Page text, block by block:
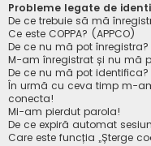
Probleme legate de
De ce trebuie să mă
Ce este COPPA? (APPCO)
De ce nu mă pot înregistra?
M-am înregistrat și nu mă
De ce nu mă pot identifica?
În urmă cu ceva timp m-
conecta!
Mi-am pierdut parola!
De ce expiră automat
Care este funcția „Șterge